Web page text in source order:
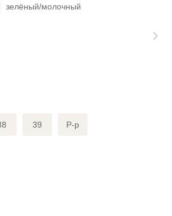
зелёный/молочный
39 Р-р